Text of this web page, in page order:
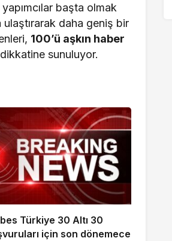
başta olmak
daha geniş bir
100’ü aşkın haber
sunuluyor.
Türkiye 30 Altı 30
için son dönemece